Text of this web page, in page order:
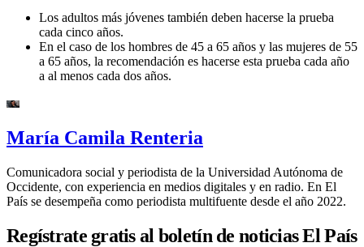
Los adultos más jóvenes también deben hacerse la prueba
cada cinco años.
En el caso de los hombres de 45 a 65 años y las mujeres de 55
a 65 años, la recomendación es hacerse esta prueba cada año
a al menos cada dos años.
María Camila Renteria
Comunicadora social y periodista de la Universidad Autónoma de
Occidente, con experiencia en medios digitales y en radio. En El
País se desempeña como periodista multifuente desde el año 2022.
Regístrate gratis al boletín de noticias El País